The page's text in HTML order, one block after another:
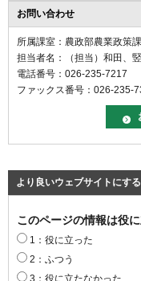
お問い合わせ
所属課室：農政部農業政策
担当者名：（担当）和田、
電話番号：026-235-7217
ファックス番号：026-235-
より良いウェブサイトにす
このページの情報は役
1：役に立った
2：ふつう